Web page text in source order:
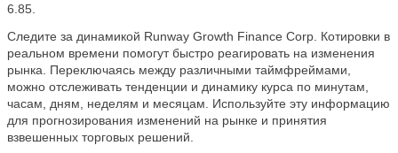
6.85.
Следите за динамикой Runway Growth Finance Corp. Котировки в
реальном времени помогут быстро реагировать на изменения
рынка. Переключаясь между различными таймфреймами,
можно отслеживать тенденции и динамику курса по минутам,
часам, дням, неделям и месяцам. Используйте эту информацию
для прогнозирования изменений на рынке и принятия
взвешенных торговых решений.